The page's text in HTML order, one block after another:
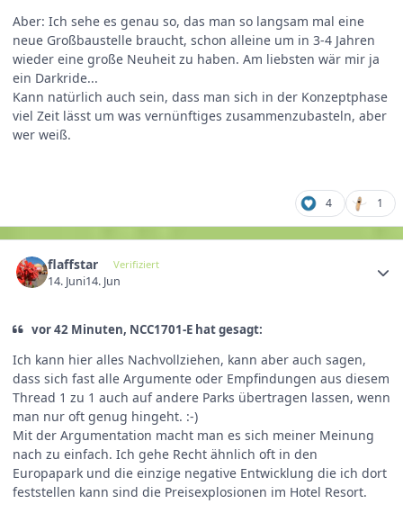
Aber: Ich sehe es genau so, das man so langsam mal eine
neue Großbaustelle braucht, schon alleine um in 3-4 Jahren
wieder eine große Neuheit zu haben. Am liebsten wär mir ja
ein Darkride...
Kann natürlich auch sein, dass man sich in der Konzeptphase
viel Zeit lässt um was vernünftiges zusammenzubasteln, aber
wer weiß.
4 1
flaffstar Verifiziert
14. Juni14. Jun
vor 42 Minuten, NCC1701-E hat gesagt:
Ich kann hier alles Nachvollziehen, kann aber auch sagen,
dass sich fast alle Argumente oder Empfindungen aus diesem
Thread 1 zu 1 auch auf andere Parks übertragen lassen, wenn
man nur oft genug hingeht. :-)
Mit der Argumentation macht man es sich meiner Meinung
nach zu einfach. Ich gehe Recht ähnlich oft in den
Europapark und die einzige negative Entwicklung die ich dort
feststellen kann sind die Preisexplosionen im Hotel Resort.